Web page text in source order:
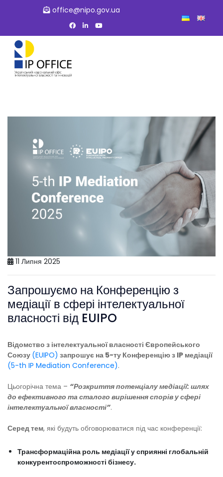
office@nipo.gov.ua
11 Липня 2025
Запрошуємо на Конференцію з
медіації в сфері інтелектуальної
власності від EUIPO
Відомство з інтелектуальної власності Європейського
Союзу (EUIPO) запрошує на 5-ту Конференцію з IP медіації
(5-th IP Mediation Conference).
Цьогорічна тема – “Розкриття потенціалу медіації: шлях
до ефективного та сталого вирішення спорів у сфері
інтелектуальної власності”.
Серед тем, які будуть обговорюватися під час конференції:
Трансформаційна роль медіації у сприянні глобальній
конкурентоспроможності бізнесу.